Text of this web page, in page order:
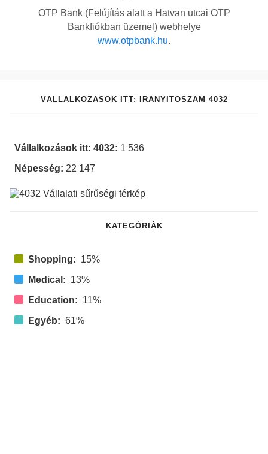
OTP Bank (Felújítás alatt a Hatvan utcai OTP
Bankfiókban üzemel) webhelye
www.otpbank.hu.
VÁLLALKOZÁSOK ITT: IRÁNYÍTÓSZÁM 4032
Vállalkozások itt: 4032: 1 536
Népesség: 22 147
KATEGÓRIÁK
Shopping: 15%
Medical: 13%
Education: 11%
Egyéb: 61%